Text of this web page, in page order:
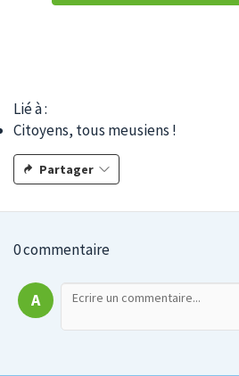
Lié à :
Citoyens, tous meusiens !
Partager
0 commentaire
A